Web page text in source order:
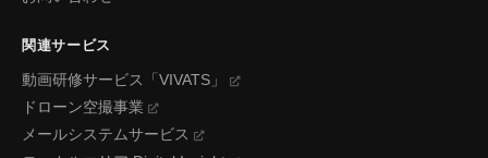
関連サービス
動画研修サービス「VIVATS」
ドローン空撮事業
メールシステムサービス